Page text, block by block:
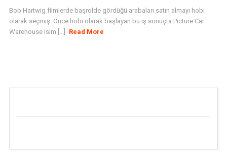
Bob Hartwig filmlerde başrolde gördüğü arabaları satın almayı hobi
olarak seçmiş. Önce hobi olarak başlayan bu iş sonuçta Picture Car
Warehouse isim [...]
Read More